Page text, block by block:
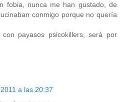
fobia, nunca me han gustado, de
conmigo porque no quería
payasos psicokillers, será por
a las 20:37